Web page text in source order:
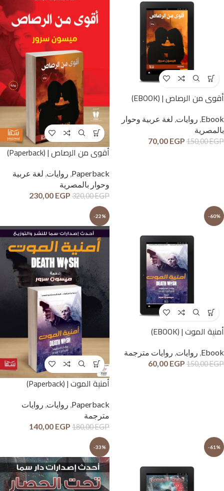
أقوى من الرصاص | (EBOOK)
Ebook روايات لغة عربية وحوار
بالمصرية
150,00EGP
70,00 EGP
أقوى من الرصاص | (Paperback)
Paperback
, روايات, لغة عربية
وحوار بالمصرية
320,00EGP
230,00 EGP
-60%
أمنية الموت | (EBOOK)
Ebook
, روايات, روايات مترجمة
150,00EGP
60,00 EGP
-22%
أمنية الموت | (Paperback)
Paperback روايات روايات
مترجمة
180,00EGP
140,00 EGP
-61%
-33%